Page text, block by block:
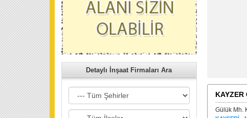
KAYZER
Gülük Mh.
Detaylı İnşaat Firmaları Ara